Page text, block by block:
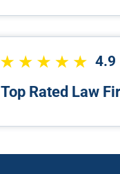
4.9
Top Rated Law